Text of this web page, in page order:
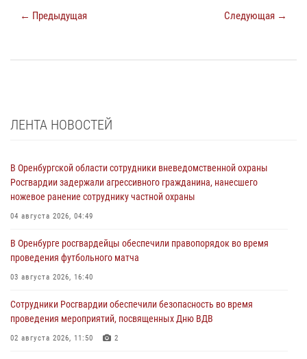
← Предыдущая Следующая →
ЛЕНТА НОВОСТЕЙ
В Оренбургской области сотрудники вневедомственной охраны
Росгвардии задержали агрессивного гражданина, нанесшего
ножевое ранение сотруднику частной охраны
04 августа 2026, 04:49
В Оренбурге росгвардейцы обеспечили правопорядок во время
проведения футбольного матча
03 августа 2026, 16:40
Сотрудники Росгвардии обеспечили безопасность во время
проведения мероприятий, посвященных Дню ВДВ
02 августа 2026, 11:50 2